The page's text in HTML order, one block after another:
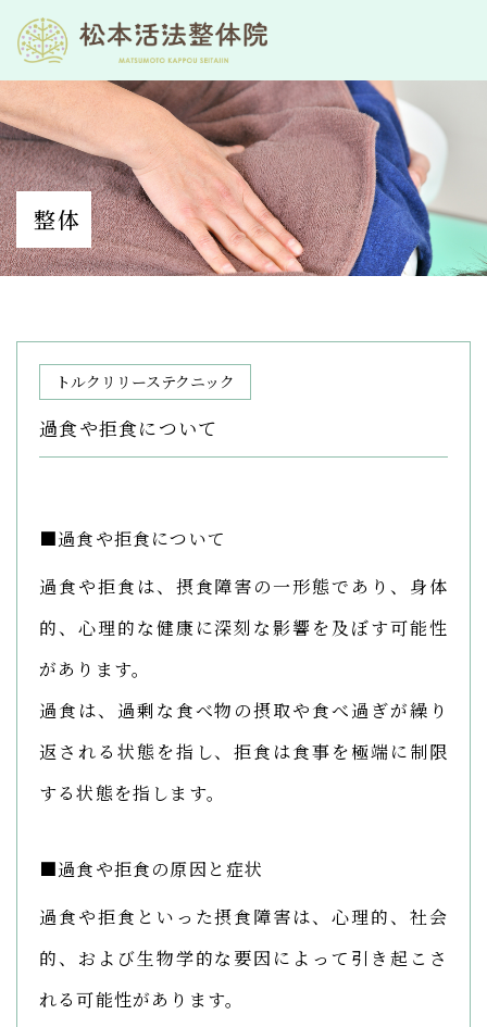
整体
トルクリリーステクニック
過食や拒食について
■過食や拒食について
過食や拒食は、摂食障害の一形態であり、身体
的、心理的な健康に深刻な影響を及ぼす可能性
があります。
過食は、過剰な食べ物の摂取や食べ過ぎが繰り
返される状態を指し、拒食は食事を極端に制限
する状態を指します。
■過食や拒食の原因と症状
過食や拒食といった摂食障害は、心理的、社会
的、および生物学的な要因によって引き起こさ
れる可能性があります。